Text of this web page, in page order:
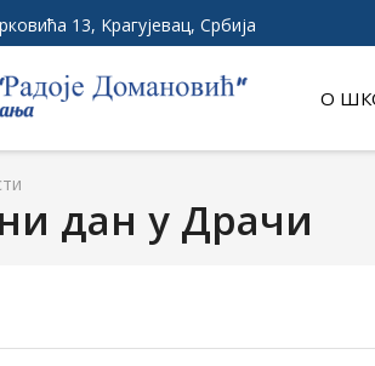
13, Kрагујевац, Србија
О
дан у Драчи